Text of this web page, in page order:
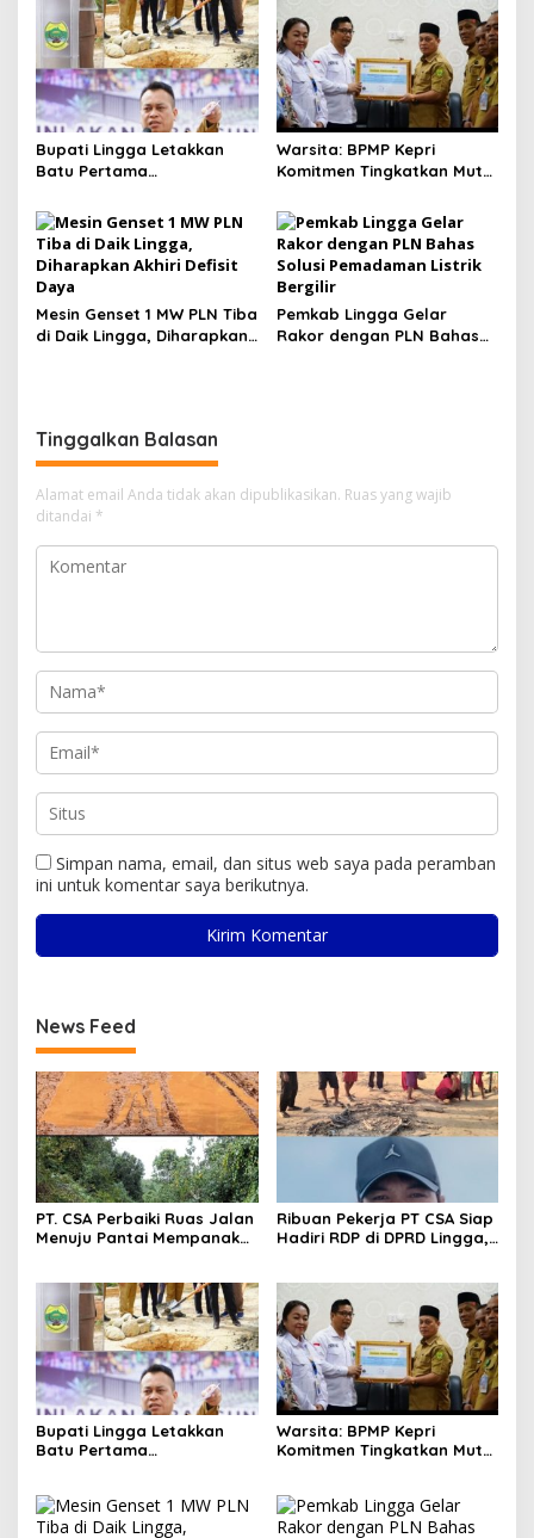
Bupati Lingga Letakkan
Batu Pertama
Negeri 1 Lingga
Warsita: BPMP Kepri
Komitmen Tingkatkan Mutu
Mesin Genset 1 MW PLN Tiba
di Daik Lingga, Diharapkan
Pemkab Lingga Gelar
Rakor dengan PLN Bahas
Tinggalkan Balasan
Alamat email Anda tidak akan dipublikasikan. Ruas yang wajib
ditandai *
Simpan nama, email, dan situs web saya pada peramban
ini untuk komentar saya berikutnya.
News Feed
PT. CSA Perbaiki Ruas Jalan
Menuju Pantai Mempanak
Ribuan Pekerja PT CSA Siap
Hadiri RDP di DPRD Lingga,
Bupati Lingga Letakkan
Batu Pertama
Warsita: BPMP Kepri
Komitmen Tingkatkan Mutu